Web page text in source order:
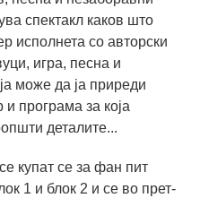
спектакл каков што
исполнета со авторски
игра, песна и
може да ја приреди
програма за која
деталите...
купат се за фан пит
1 и блок 2 и се во прет-